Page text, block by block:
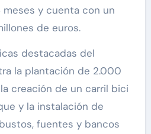
meses y cuenta con un
de euros.
destacadas del
la plantación de 2.000
creación de un carril bici
y la instalación de
fuentes y bancos